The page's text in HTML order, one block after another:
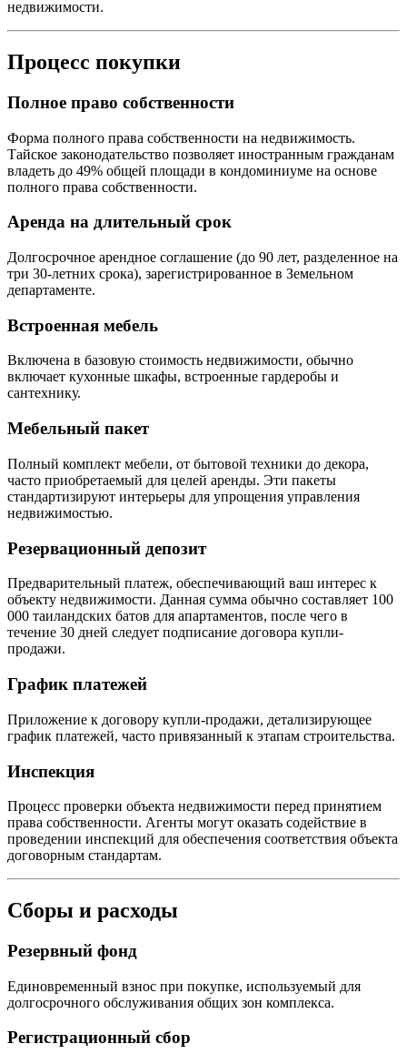
недвижимости.
Процесс покупки
Полное право собственности
Форма полного права собственности на недвижимость.
Тайское законодательство позволяет иностранным гражданам
владеть до 49% общей площади в кондоминиуме на основе
полного права собственности.
Аренда на длительный срок
Долгосрочное арендное соглашение (до 90 лет, разделенное на
три 30-летних срока), зарегистрированное в Земельном
департаменте.
Встроенная мебель
Включена в базовую стоимость недвижимости, обычно
включает кухонные шкафы, встроенные гардеробы и
сантехнику.
Мебельный пакет
Полный комплект мебели, от бытовой техники до декора,
часто приобретаемый для целей аренды. Эти пакеты
стандартизируют интерьеры для упрощения управления
недвижимостью.
Резервационный депозит
Предварительный платеж, обеспечивающий ваш интерес к
объекту недвижимости. Данная сумма обычно составляет 100
000 таиландских батов для апартаментов, после чего в
течение 30 дней следует подписание договора купли-
продажи.
График платежей
Приложение к договору купли-продажи, детализирующее
график платежей, часто привязанный к этапам строительства.
Инспекция
Процесс проверки объекта недвижимости перед принятием
права собственности. Агенты могут оказать содействие в
проведении инспекций для обеспечения соответствия объекта
договорным стандартам.
Сборы и расходы
Резервный фонд
Единовременный взнос при покупке, используемый для
долгосрочного обслуживания общих зон комплекса.
Регистрационный сбор